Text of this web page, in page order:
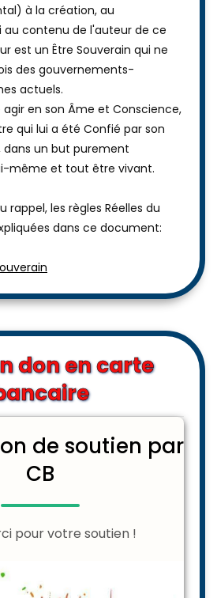
à la création, au
contenu de l'auteur de ce
est un Être Souverain qui ne
des gouvernements-
actuels.
agir en son Âme et Conscience,
qui lui a été Confié par son
dans un but purement
même et tout être vivant.
rappel, les règles Réelles du
dans ce document:
don en carte
de soutien par
CB
pour votre soutien !